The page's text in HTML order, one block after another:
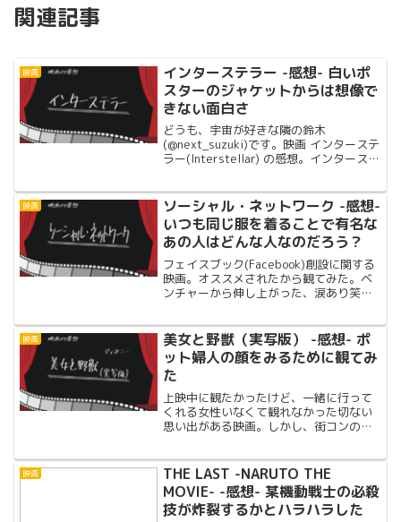
関連記事
映画
インターステラー -感想- 白いポ
スターのジャケットからは想像で
きない面白さ
どうも、宇宙が好きな隣の鈴木
(@next_suzuki)です。映画 インターステ
ラー(Interstellar) の感想。インターステ
「Amazon」で高評...
映画
ソーシャル・ネットワーク -感想-
いつも同じ服を着ることで有名な
あの人はどんな人なのだろう？
フェイスブック(Facebook)創設に関する
映画。オススメされたから観てみた。ベ
ンチャーから伸し上がった、涙あり笑い
映画
美女と野獣（実写版） -感想- ポ
ット婦人の顔をみるために観てみ
た
上映中に観たかったけど、一緒に行って
くれる女性いなくて観れなかった切ない
思い出がある映画。しかし、街コンの女
ンに出会った女性が語った「ポット婦人
の顔」が気になるので、勇気をだして観
てみた!!
映画
THE LAST -NARUTO THE
MOVIE- -感想- 某機動戦士の必殺
技が炸裂するかとハラハラした